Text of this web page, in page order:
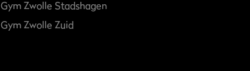
Gym Zwolle Stadshagen
Gym Zwolle Zuid